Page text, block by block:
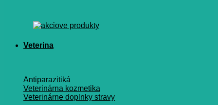
Veterina
Antiparazitiká
Veterinárna kozmetika
Veterinárne doplnky stravy